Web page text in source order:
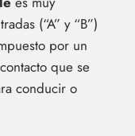
(“A” y “B”)
por un
que se
conducir o